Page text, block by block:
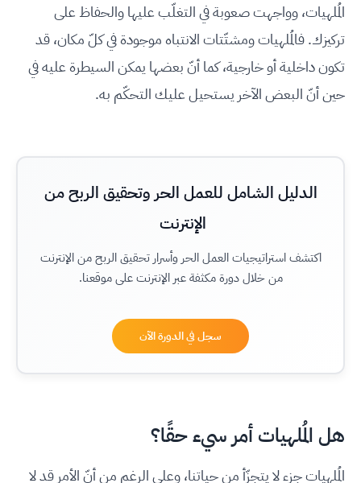
المُلهيات، وواجهت صعوبة في التغلّب عليها والحفاظ على
تركيزك. فالمُلهيات ومشتّتات الانتباه موجودة في كلّ مكان، قد
تكون داخلية أو خارجية، كما أنّ بعضها يمكن السيطرة عليه في
حين أنّ البعض الآخر يستحيل عليك التحكّم به.
الدليل الشامل للعمل الحر وتحقيق الربح من
الإنترنت
اكتشف استراتيجيات العمل الحر وأسرار تحقيق الربح من الإنترنت
من خلال دورة مكثفة عبر الإنترنت على موقعنا.
سجل في الدورة الآن
هل المُلهيات أمر سيء حقًا؟
المُلهيات جزء لا يتجزّأ من حياتنا، وعلى الرغم من أنّ الأمر قد لا